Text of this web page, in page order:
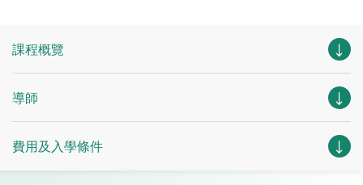
課程概覽
導師
費用及入學條件